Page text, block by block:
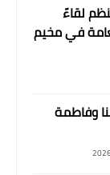
لقاءً
في مخيم
وفاطمة